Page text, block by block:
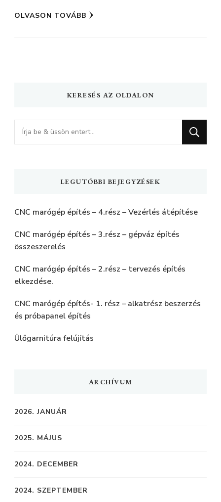
OLVASON TOVÁBB
KERESÉS AZ OLDALON
Keres
valamit?
LEGUTÓBBI BEJEGYZÉSEK
CNC marógép építés – 4.rész – Vezérlés átépítése
CNC marógép építés – 3.rész – gépváz építés
összeszerelés
CNC marógép építés – 2.rész – tervezés építés
elkezdése.
CNC marógép építés- 1. rész – alkatrész beszerzés
és próbapanel építés
Ülőgarnitúra felújítás
ARCHÍVUM
2026. JANUÁR
2025. MÁJUS
2024. DECEMBER
2024. SZEPTEMBER